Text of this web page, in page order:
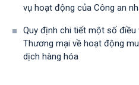
vụ hoạt động của Công an
Quy định chi tiết một số điều
Thương mại về hoạt động
dịch hàng hóa